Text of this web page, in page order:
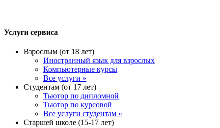
Услуги сервиса
Взрослым (от 18 лет)
Иностранный язык для взрослых
Компьютерные курсы
Все услуги »
Студентам (от 17 лет)
Тьютор по дипломной
Тьютор по курсовой
Все услуги студентам »
Старшей школе (15-17 лет)